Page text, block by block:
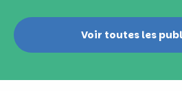
Voir toutes les